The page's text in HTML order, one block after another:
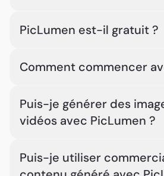
PicLumen est-il gratuit ?
Oui. PicLumen est gratuit pour
l’utiliser, avec 10 Lumens
Lumens quotidiens. Pour
vous pouvez passer à un
Comment commencer
Choisissez un modèle d’image
votre prompt, ou importez une
de référence. Générez ensuite
télécharger ou la partager dans
intégrée de créateurs.
Puis-je générer des
vidéos avec PicLumen ?
Oui. PicLumen prend en charge
d’images IA et la génération de
Puis-je utiliser